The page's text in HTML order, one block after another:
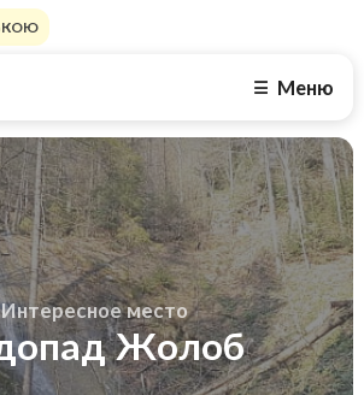
☰ Меню
Интересное место
Жолоб